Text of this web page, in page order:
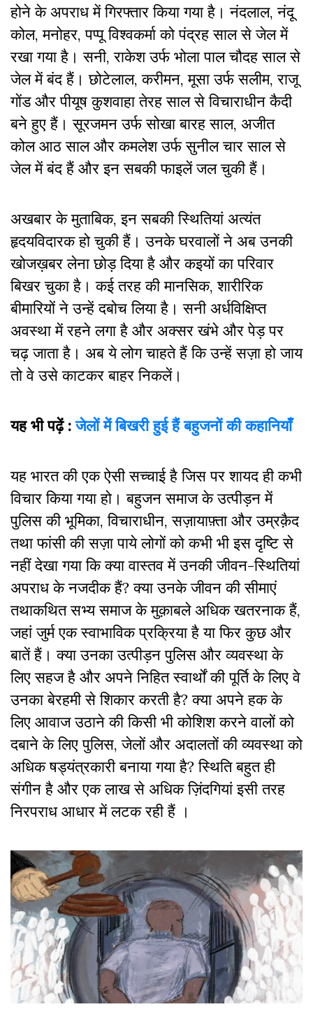
होने के अपराध में गिरफ्तार किया गया है। नंदलाल, नंदू
कोल, मनोहर, पप्पू विश्वकर्मा को पंद्रह साल से जेल में
रखा गया है। सनी, राकेश उर्फ भोला पाल चौदह साल से
जेल में बंद हैं। छोटेलाल, करीमन, मूसा उर्फ सलीम, राजू
गोंड और पीयूष कुशवाहा तेरह साल से विचाराधीन कैदी
बने हुए हैं। सूरजमन उर्फ सोखा बारह साल, अजीत
कोल आठ साल और कमलेश उर्फ सुनील चार साल से
जेल में बंद हैं और इन सबकी फाइलें जल चुकी हैं।
अखबार के मुताबिक, इन सबकी स्थितियां अत्यंत
हृदयविदारक हो चुकी हैं। उनके घरवालों ने अब उनकी
खोजख़बर लेना छोड़ दिया है और कइयों का परिवार
बिखर चुका है। कई तरह की मानसिक, शारीरिक
बीमारियों ने उन्हें दबोच लिया है। सनी अर्धविक्षिप्त
अवस्था में रहने लगा है और अक्सर खंभे और पेड़ पर
चढ़ जाता है। अब ये लोग चाहते हैं कि उन्हें सज़ा हो जाय
तो वे उसे काटकर बाहर निकलें।
यह भी पढ़ें :जेलों में बिखरी हुई हैं बहुजनों की कहानियाँ
यह भारत की एक ऐसी सच्चाई है जिस पर शायद ही कभी
विचार किया गया हो। बहुजन समाज के उत्पीड़न में
पुलिस की भूमिका, विचाराधीन, सज़ायाफ़्ता और उम्रक़ैद
तथा फांसी की सज़ा पाये लोगों को कभी भी इस दृष्टि से
नहीं देखा गया कि क्या वास्तव में उनकी जीवन-स्थितियां
अपराध के नजदीक हैं? क्या उनके जीवन की सीमाएं
तथाकथित सभ्य समाज के मुक़ाबले अधिक खतरनाक हैं,
जहां जुर्म एक स्वाभाविक प्रक्रिया है या फिर कुछ और
बातें हैं। क्या उनका उत्पीड़न पुलिस और व्यवस्था के
लिए सहज है और अपने निहित स्वार्थों की पूर्ति के लिए वे
उनका बेरहमी से शिकार करती है? क्या अपने हक के
लिए आवाज उठाने की किसी भी कोशिश करने वालों को
दबाने के लिए पुलिस, जेलों और अदालतों की व्यवस्था को
अधिक षड्यंत्रकारी बनाया गया है? स्थिति बहुत ही
संगीन है और एक लाख से अधिक ज़िंदगियां इसी तरह
निरपराध आधार में लटक रही हैं ।